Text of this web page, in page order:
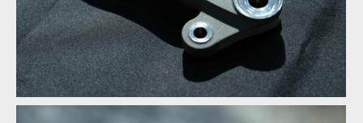
Polotovar titanových spojek
Polotovar titanových spojek